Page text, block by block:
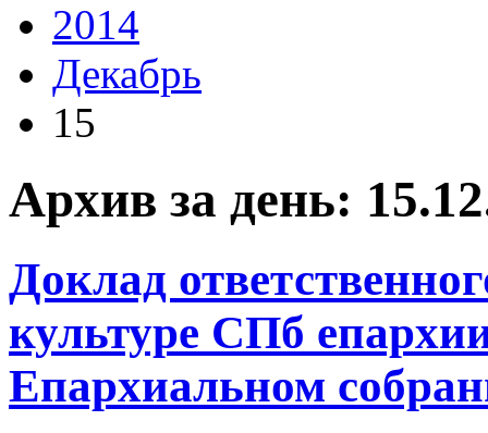
2014
Декабрь
15
Архив за день:
Доклад
культуре СПб
Епархиальном